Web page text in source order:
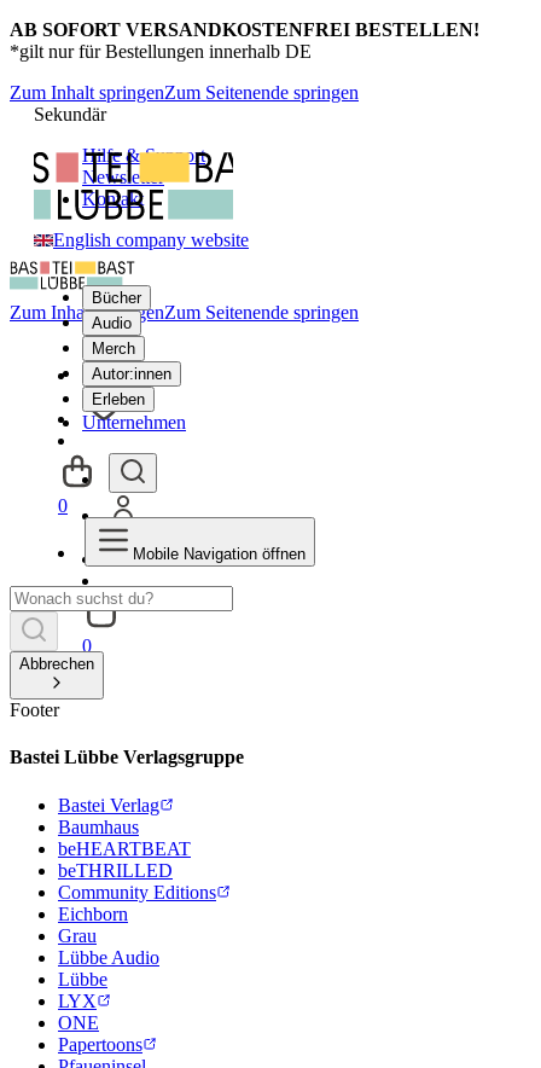
AB SOFORT VERSANDKOSTENFREI BESTELLEN!
*gilt nur für Bestellungen innerhalb DE
Zum Inhalt springenZum Seitenende springen
Sekundär
Hilfe & Support
Newsletter
Kontakt
English company website
Bücher
Audio
Merch
Autor:innen
Erleben
Unternehmen
0
Zum Inhalt springenZum Seitenende springen
0
Mobile Navigation öffnen
Abbrechen
Footer
Bastei Lübbe Verlagsgruppe
Bastei Verlag
Baumhaus
beHEARTBEAT
beTHRILLED
Community Editions
Eichborn
Grau
Lübbe Audio
Lübbe
LYX
ONE
Papertoons